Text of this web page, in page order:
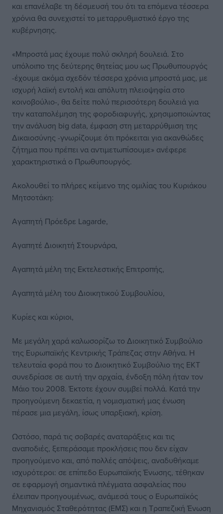
και επανέλαβε τη δέσμευσή του ότι τα επόμενα τέσσερα
χρόνια θα συνεχιστεί το μεταρρυθμιστικό έργο της
κυβέρνησης.
«Μπροστά μας έχουμε πολύ σκληρή δουλειά. Στο
υπόλοιπο της δεύτερης θητείας μου ως Πρωθυπουργός
-έχουμε ακόμα σχεδόν τέσσερα χρόνια μπροστά μας, με
ισχυρή λαϊκή εντολή και απόλυτη πλειοψηφία στο
κοινοβούλιο-, θα δείτε πολύ περισσότερη δουλειά για
την καταπολέμηση της φοροδιαφυγής, χρησιμοποιώντας
την ανάλυση big data, έμφαση στη μεταρρύθμιση της
Δικαιοσύνης -γνωρίζουμε ότι πρόκειται για ακανθώδες
ζήτημα που πρέπει να αντιμετωπίσουμε» ανέφερε
χαρακτηριστικά ο Πρωθυπουργός.
Ακολουθεί το πλήρες κείμενο της ομιλίας του Κυριάκου
Μητσοτάκη:
Αγαπητή Πρόεδρε Lagarde,
Αγαπητέ Διοικητή Στουρνάρα,
Αγαπητά μέλη της Εκτελεστικής Επιτροπής,
Αγαπητά μέλη του Διοικητικού Συμβουλίου,
Κυρίες και κύριοι,
Με μεγάλη χαρά καλωσορίζω το Διοικητικό Συμβούλιο
της Ευρωπαϊκής Κεντρικής Τράπεζας στην Αθήνα. Η
τελευταία φορά που το Διοικητικό Συμβούλιο της ΕΚΤ
συνεδρίασε σε αυτή την αρχαία, ένδοξη πόλη ήταν τον
Μάιο του 2008. Έκτοτε έχουν συμβεί πολλά. Κατά την
προηγούμενη δεκαετία, η νομισματική μας ένωση
πέρασε μια μεγάλη, ίσως υπαρξιακή, κρίση.
Ωστόσο, παρά τις σοβαρές αναταράξεις και τις
αναποδιές, ξεπεράσαμε προκλήσεις που δεν είχαν
προηγούμενο και, από πολλές απόψεις, αναδυθήκαμε
ισχυρότεροι: σε επίπεδο Ευρωπαϊκής Ένωσης, τέθηκαν
σε εφαρμογή σημαντικά πλέγματα ασφαλείας που
έλειπαν προηγουμένως, ανάμεσά τους ο Ευρωπαϊκός
Μηχανισμός Σταθερότητας (ΕΜΣ) και η Τραπεζική Ένωση